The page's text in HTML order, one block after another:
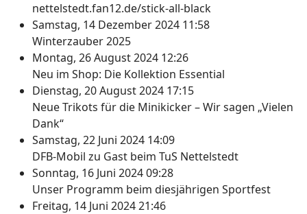
nettelstedt.fan12.de/stick-all-black
Samstag, 14 Dezember 2024 11:58
Winterzauber 2025
Montag, 26 August 2024 12:26
Neu im Shop: Die Kollektion Essential
Dienstag, 20 August 2024 17:15
Neue Trikots für die Minikicker – Wir sagen „Vielen
Dank“
Samstag, 22 Juni 2024 14:09
DFB-Mobil zu Gast beim TuS Nettelstedt
Sonntag, 16 Juni 2024 09:28
Unser Programm beim diesjährigen Sportfest
Freitag, 14 Juni 2024 21:46